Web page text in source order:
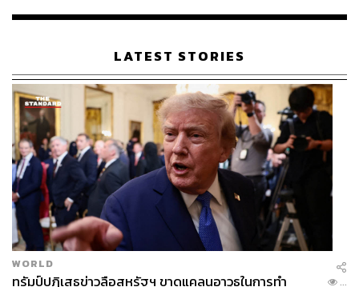
My Aesthetic: ดีไซน์ที่โดนใจตั้งแต่แรกเห็น โดดเด่น
เหนือกาลเวลา
ดีไซน์ที่ถ่ายทอดผ่านการออกแบบที่คิดมาแล้วทุกรายละเอียด
ภายใต้คอนเซปต์ Timeless Design ดีไซน์ที่โดดเด่นเหนือ
กาลเวลา ผสมผสานจุดเด่นของสองยุคสมัยอย่างลงตัว
สะท้อนรสนิยมเหนือระดับของผู้อยู่อาศัยผ่าน Distinctive
Color ซึ่งจะเห็นได้จาก ‘AIRI PRESTIGE CLUB’ คลับเฮาส์
ขนาดใหญ่ที่มาพร้อมสระว่ายน้ำขนาด Half Size Olympic
เรือนไทยที่ถูกซุกไว้
LATEST STORIES
WORLD
ทรัมป์ปฏิเสธข่าวลือสหรัฐฯ ขาดแคลนอาวุธในการทำ
...